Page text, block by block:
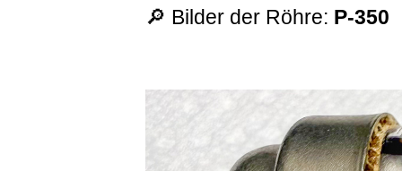
🔎 Bilder der Röhre: Р-350